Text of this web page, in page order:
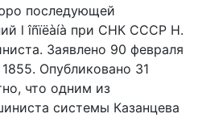
последующей
l îñïëàíà при СНК СССР Н.
Заявлено 90 февраля
Опубликовано 31
что одним из
системы Казанцева